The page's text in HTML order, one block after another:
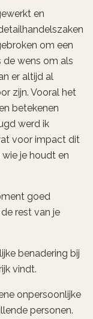
en
om een
de wens om als
er altijd al
zijn. Vooral het
betekenen
werd ik
voor impact dit
je houdt en
goed
rest van je
benadering bij
vindt.
onpersoonlijke
personen.